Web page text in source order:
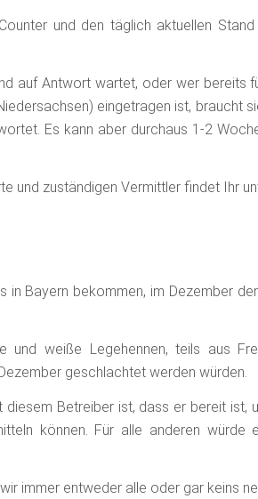
und den täglich aktuellen
auf Antwort wartet, oder wer bereits
eingetragen ist, braucht
Es kann aber durchaus 1-2
und zuständigen Vermittler findet Ihr
in Bayern bekommen, im Dezember
und weiße Legehennen, teils aus
geschlachtet werden würden.
Betreiber ist, dass er bereit ist,
können. Für alle anderen würde
immer entweder alle oder gar keins